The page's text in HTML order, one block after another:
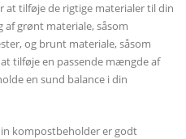
at tilføje de rigtige materialer til din
grønt materiale, såsom
og brunt materiale, såsom
tilføje en passende mængde af
en sund balance i din
kompostbeholder er godt